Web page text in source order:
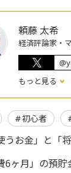
頼藤 太希
経済評論家・
もっと見る
初心者
うお金」と「
6ヶ月」の預